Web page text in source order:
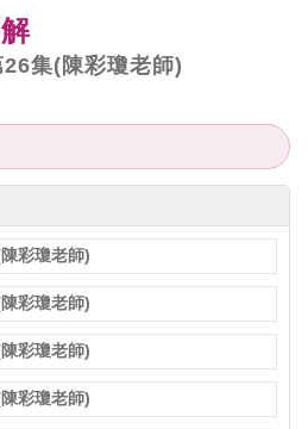
集(陳彩瓊老師)
彩瓊老師)
彩瓊老師)
彩瓊老師)
彩瓊老師)